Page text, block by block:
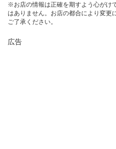
※お店の情報は正確を期すよう心がけ
はありません。お店の都合により変更
ご了承ください。
広告